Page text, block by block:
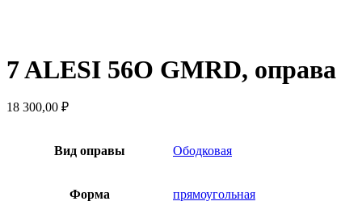
7 ALESI 56O GMRD, оправа
18 300,00 ₽
Вид оправы Ободковая
Форма прямоугольная